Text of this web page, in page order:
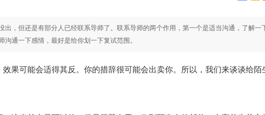
出，但还是有部分人已经联系导师了。联系导师的两个作用，第一个是适当沟通，了解一
通一下感情，最好是给你划一下复试范围。
可能会适得其反。你的措辞很可能会出卖你。所以，我们来谈谈给陌